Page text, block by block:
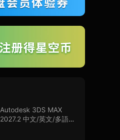
Autodesk 3DS MAX
2027.2 中文/英文/多語言